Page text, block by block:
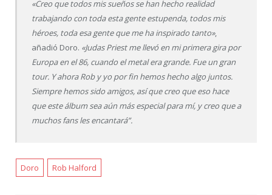
«Creo que todos mis sueños se han hecho realidad
trabajando con toda esta gente estupenda, todos mis
héroes, toda esa gente que me ha inspirado tanto»,
añadió Doro. «Judas Priest me llevó en mi primera gira por
Europa en el 86, cuando el metal era grande. Fue un gran
tour. Y ahora Rob y yo por fin hemos hecho algo juntos.
Siempre hemos sido amigos, así que creo que eso hace
que este álbum sea aún más especial para mí, y creo que a
muchos fans les encantará”.
Doro Rob Halford